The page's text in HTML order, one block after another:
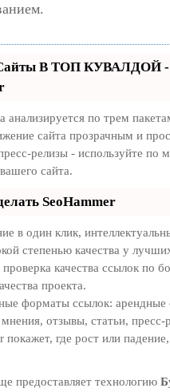
В ТОП КУВАЛДОЙ -
анализируется по трем
сайта прозрачным и
релизы - используйте по
сайта.
SeoHammer
в один клик,
степенью качества у
качества ссылок по
проекта.
форматы ссылок: арендные
отзывы, статьи, пресс-
где рост или
предоставляет технологию